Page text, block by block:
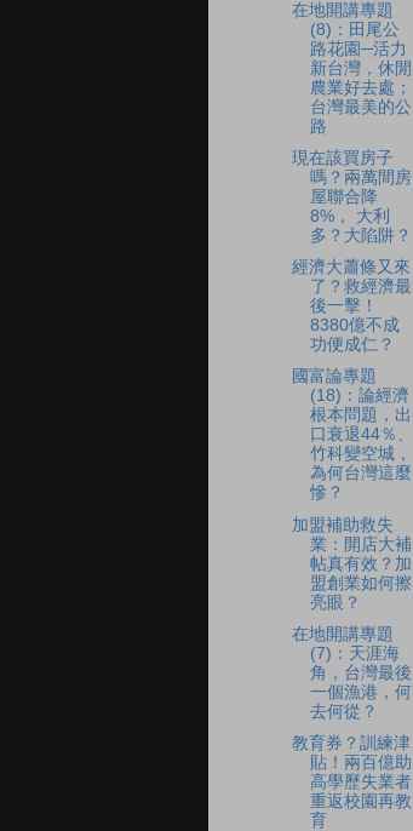
在地開講專題
(8)：田尾公
路花園─活力
新台灣，休閒
農業好去處；
台灣最美的公
路
現在該買房子
嗎？兩萬間房
屋聯合降
8%， 大利
多？大陷阱？
經濟大蕭條又來
了？救經濟最
後一擊！
8380億不成
功便成仁？
國富論專題
(18)：論經濟
根本問題，出
口衰退44％、
竹科變空城，
為何台灣這麼
慘？
加盟補助救失
業：開店大補
帖真有效？加
盟創業如何擦
亮眼？
在地開講專題
(7)：天涯海
角，台灣最後
一個漁港，何
去何從？
教育券？訓練津
貼！兩百億助
高學歷失業者
重返校園再教
育